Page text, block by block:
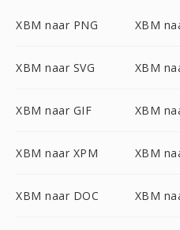
XBM naar PNG XBM
XBM naar SVG XBM
XBM naar GIF XBM
XBM naar XPM XBM
XBM naar DOC XBM